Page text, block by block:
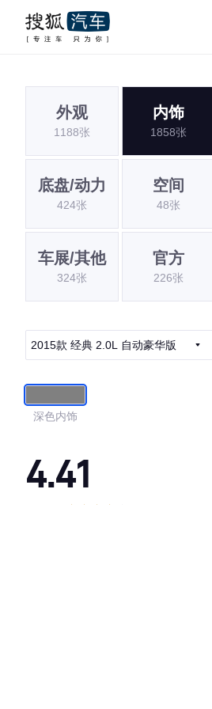
外观
1188张
内饰
1858张
底盘/动力
424张
空间
48张
车展/其他
324张
官方
226张
2015款 经典 2.0L 自动豪华版
深色内饰
4.41